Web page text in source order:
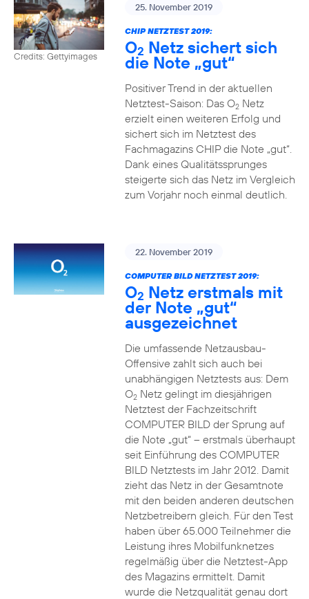
Credits: Gettyimages
25. November 2019
CHIP NETZTEST 2019:
O2 Netz sichert sich
die Note „gut“
Positiver Trend in der aktuellen
Netztest-Saison: Das O2Netz
erzielt einen weiteren Erfolg und
sichert sich im Netztest des
Fachmagazins CHIP die Note „gut“.
Dank eines Qualitätssprunges
steigerte sich das Netz im Vergleich
zum Vorjahr noch einmal deutlich.
22. November 2019
COMPUTER BILD NETZTEST 2019:
O2 Netz erstmals mit
der Note „gut“
ausgezeichnet
Die umfassende Netzausbau-
Offensive zahlt sich auch bei
unabhängigen Netztests aus: Dem
O2Netz gelingt im diesjährigen
Netztest der Fachzeitschrift
COMPUTER BILD der Sprung auf
die Note „gut“ – erstmals überhaupt
seit Einführung des COMPUTER
BILD Netztests im Jahr 2012. Damit
zieht das Netz in der Gesamtnote
mit den beiden anderen deutschen
Netzbetreibern gleich. Für den Test
haben über 65.000 Teilnehmer die
Leistung ihres Mobilfunknetzes
regelmäßig über die Netztest-App
des Magazins ermittelt. Damit
wurde die Netzqualität genau dort